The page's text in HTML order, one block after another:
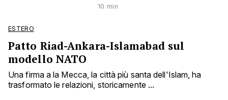
10 min
ESTERO
Patto Riad-Ankara-Islamabad sul
modello NATO
Una firma a la Mecca, la città più santa dell'Islam, ha
trasformato le relazioni, storicamente ...